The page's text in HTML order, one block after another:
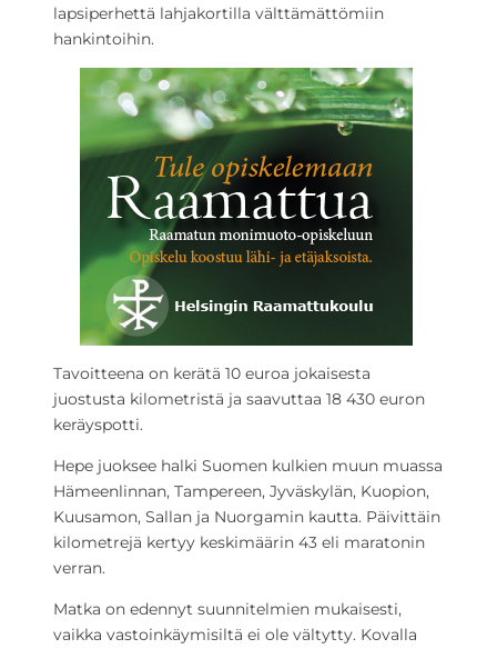
lapsiperhettä lahjakortilla välttämättömiin
hankintoihin.
Tavoitteena on kerätä 10 euroa jokaisesta
juostusta kilometristä ja saavuttaa 18 430 euron
keräyspotti.
Hepe juoksee halki Suomen kulkien muun muassa
Hämeenlinnan, Tampereen, Jyväskylän, Kuopion,
Kuusamon, Sallan ja Nuorgamin kautta. Päivittäin
kilometrejä kertyy keskimäärin 43 eli maratonin
verran.
Matka on edennyt suunnitelmien mukaisesti,
vaikka vastoinkäymisiltä ei ole vältytty. Kovalla